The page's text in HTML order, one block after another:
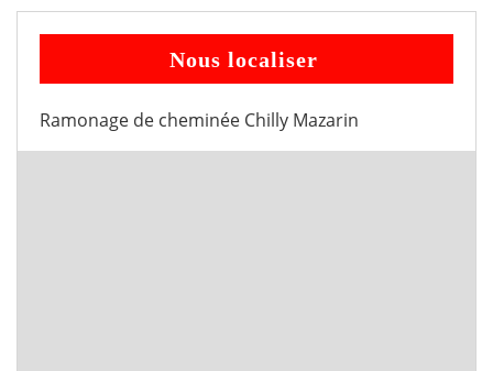
Nous localiser
Ramonage de cheminée Chilly Mazarin